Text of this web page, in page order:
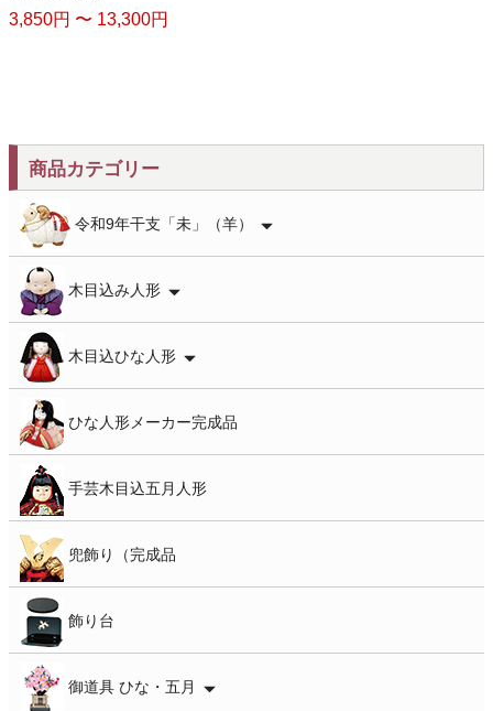
3,850円 〜 13,300円
商品カテゴリー
令和9年干支「未」（羊）
木目込み人形
木目込ひな人形
ひな人形メーカー完成品
手芸木目込五月人形
兜飾り（完成品
飾り台
御道具 ひな・五月